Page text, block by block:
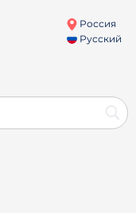
Россия
Русский